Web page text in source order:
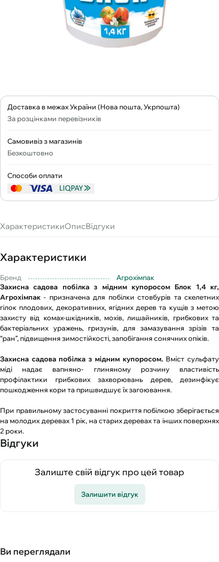
Доставка в межах України (Нова пошта, Укрпошта)
За розцінками перевізників
Самовивіз з магазинів
Безкоштовно
Способи оплати
ХарактеристикиОписВідгуки
Характеристики
Бренд
Агрохімпак
Захисна садова побілка з мідним купоросом Блок 1,4 кг,
Агрохімпак - призначена для побілки стовбурів та скелетних
гілок плодових, декоративних, ягідних дерев та кущів з метою
захисту від комах-шкідників, мохів, лишайників, грибкових та
бактеріальних уражень, гризунів, для замазування зрізів та
“ран”, підвищення зимостійкості, запобігання сонячних опіків.
Захисна садова побілка з мідним купоросом. Вміст сульфату
міді надає вапняно- глиняному розчину властивість
профілактики грибкових захворювань дерев, дезинфікує
пошкодження кори та пришвидшує їх загоювання.
При правильному застосуванні покриття побілкою зберігається
на молодих деревах 1 рік, на старих деревах та інших поверхнях
2 роки.
Відгуки
Залиште свій відгук про цей товар
Залишити відгук
Ви переглядали